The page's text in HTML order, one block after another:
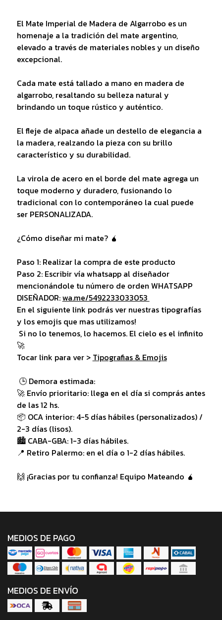
El Mate Imperial de Madera de Algarrobo es un
homenaje a la tradición del mate argentino,
elevado a través de materiales nobles y un diseño
excepcional.
Cada mate está tallado a mano en madera de
algarrobo, resaltando su belleza natural y
brindando un toque rústico y auténtico.
El fleje de alpaca añade un destello de elegancia a
la madera, realzando la pieza con su brillo
característico y su durabilidad.
La virola de acero en el borde del mate agrega un
toque moderno y duradero, fusionando lo
tradicional con lo contemporáneo la cual puede
ser PERSONALIZADA.
¿Cómo diseñar mi mate? 🧉
Paso 1: Realizar la compra de este producto
Paso 2: Escribir vía whatsapp al diseñador
mencionándole tu número de orden WHATSAPP
DISEÑADOR:wa.me/5492233033053
En el siguiente link podrás ver nuestras tipografías
y los emojis que mas utilizamos!
Si no lo tenemos, lo hacemos. El cielo es el infinito
🚀
Tocar link para ver > Tipografias & Emojis
🕒 Demora estimada:
🚀 Envío prioritario: llega en el día si comprás antes
de las 12 hs.
📦 OCA interior: 4-5 días hábiles (personalizados) /
2-3 días (lisos).
🏙️ CABA-GBA: 1-3 días hábiles.
📍 Retiro Palermo: en el día o 1-2 días hábiles.
🙌 ¡Gracias por tu confianza! Equipo Mateando 🧉
MEDIOS DE PAGO
MEDIOS DE ENVÍO